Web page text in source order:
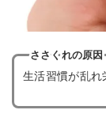
ささくれの原因
生活習慣が乱れ